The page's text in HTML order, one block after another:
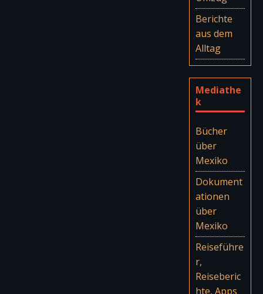
Berichte
aus dem
Alltag
Mediathe
k
Bücher
über
Mexiko
Dokument
ationen
über
Mexiko
Reiseführe
r,
Reiseberic
hte, Apps